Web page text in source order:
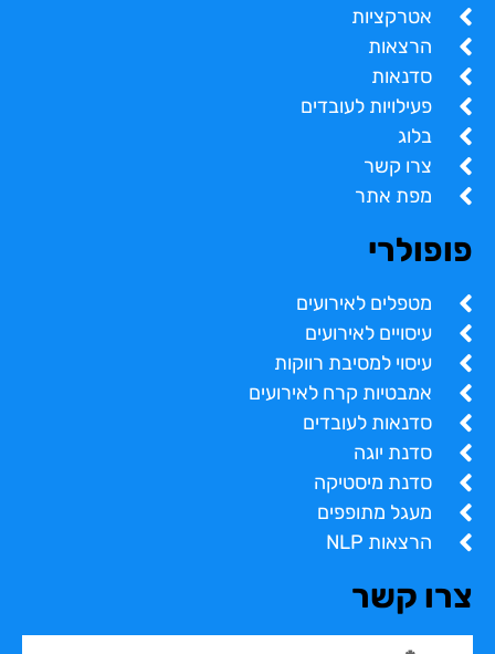
אטרקציות
הרצאות
סדנאות
פעילויות לעובדים
בלוג
צרו קשר
מפת אתר
פופולרי
מטפלים לאירועים
עיסויים לאירועים
עיסוי למסיבת רווקות
אמבטיות קרח לאירועים
סדנאות לעובדים
סדנת יוגה
סדנת מיסטיקה
מעגל מתופפים
הרצאות NLP
צרו קשר